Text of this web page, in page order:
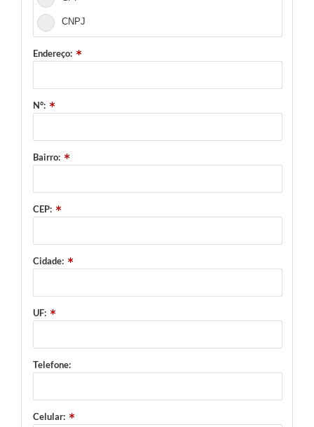
CNPJ
Endereço:
N°:
Bairro:
CEP:
Cidade:
UF:
Telefone:
Celular: